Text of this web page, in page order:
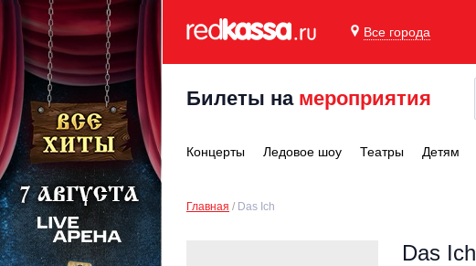
Все города
Билеты на мероприятия
Концерты Ледовое шоу Театры Детям
Главная Das Ich
Das Ich